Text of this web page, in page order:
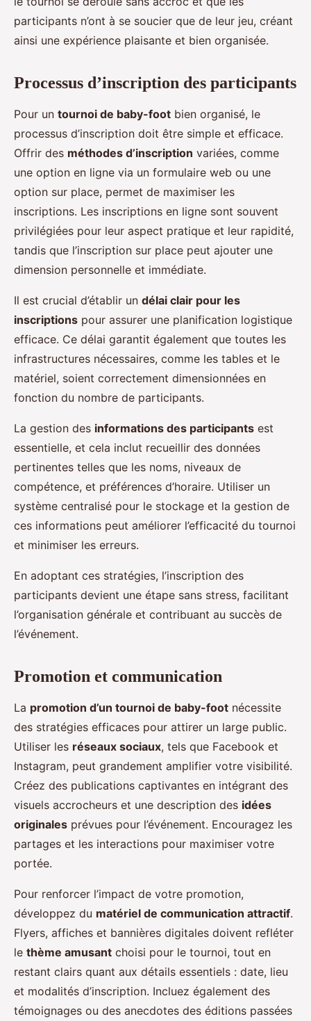
participants n’ont à se soucier que de leur jeu, créant
ainsi une expérience plaisante et bien organisée.
Processus d’inscription des participants
Pour un tournoi de baby-foot bien organisé, le
processus d’inscription doit être simple et efficace.
Offrir des méthodes d’inscription variées, comme
une option en ligne via un formulaire web ou une
option sur place, permet de maximiser les
inscriptions. Les inscriptions en ligne sont souvent
privilégiées pour leur aspect pratique et leur rapidité,
tandis que l’inscription sur place peut ajouter une
dimension personnelle et immédiate.
Il est crucial d’établir un délai clair pour les
inscriptions pour assurer une planification logistique
efficace. Ce délai garantit également que toutes les
infrastructures nécessaires, comme les tables et le
matériel, soient correctement dimensionnées en
fonction du nombre de participants.
La gestion des informations des participants est
essentielle, et cela inclut recueillir des données
pertinentes telles que les noms, niveaux de
compétence, et préférences d’horaire. Utiliser un
système centralisé pour le stockage et la gestion de
ces informations peut améliorer l’efficacité du tournoi
et minimiser les erreurs.
En adoptant ces stratégies, l’inscription des
participants devient une étape sans stress, facilitant
l’organisation générale et contribuant au succès de
l’événement.
Promotion et communication
La promotion d’un tournoi de baby-foot nécessite
des stratégies efficaces pour attirer un large public.
Utiliser les réseaux sociaux, tels que Facebook et
Instagram, peut grandement amplifier votre visibilité.
Créez des publications captivantes en intégrant des
visuels accrocheurs et une description des idées
originales prévues pour l’événement. Encouragez les
partages et les interactions pour maximiser votre
portée.
Pour renforcer l’impact de votre promotion,
développez du matériel de communication attractif.
Flyers, affiches et bannières digitales doivent refléter
le thème amusant choisi pour le tournoi, tout en
restant clairs quant aux détails essentiels : date, lieu
et modalités d’inscription. Incluez également des
témoignages ou des anecdotes des éditions passées